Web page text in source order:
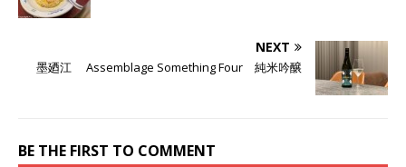
NEXT
墨廼江 Assemblage Something Four 純米吟醸
BE THE FIRST TO COMMENT